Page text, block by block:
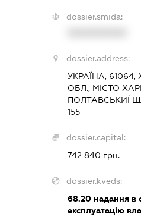
dossier.smida:
dossier.address:
УКРАЇНА, 61064,
ОБЛ., МІСТО
ПОЛТАВСЬКИЇ
155
dossier.capital:
742 840 грн.
dossier.kveds:
68.20 надання в
експлуатацію